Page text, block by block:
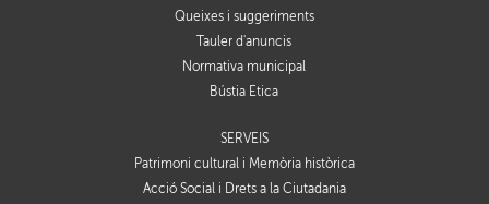
Queixes i suggeriments
Tauler d'anuncis
Normativa municipal
Bústia Ètica
SERVEIS
Patrimoni cultural i Memòria històrica
Acció Social i Drets a la Ciutadania